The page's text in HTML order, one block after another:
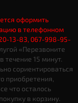
оформить
в телефонном
13-83, 067-998-95-
«Перезвоните
15 минут.
сориентироваться
приобретения,
что осталось
в корзину.